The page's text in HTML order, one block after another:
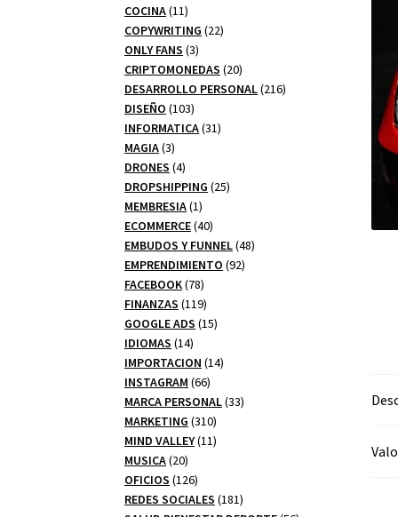
COCINA 1111
productos
COPYWRITING 2222
ONLY FANS 33
productos
CRIPTOMONEDAS 2020
productos
DESARROLLO PERSONAL 216216
DISEÑO 103103
productos
INFORMATICA 3131
MAGIA 33
productos
DRONES 44
productos
DROPSHIPPING 2525
MEMBRESIA 11
producto
ECOMMERCE 4040
productos
EMBUDOS Y FUNNEL 4848
EMPRENDIMIENTO 9292
FACEBOOK 7878
productos
FINANZAS 119119
productos
GOOGLE ADS 1515
IDIOMAS 1414
productos
IMPORTACION 1414
INSTAGRAM 6666
productos
MARCA PERSONAL 3333
MARKETING 310310
productos
MIND VALLEY 1111
MUSICA 2020
productos
OFICIOS 126126
productos
REDES SOCIALES 181181